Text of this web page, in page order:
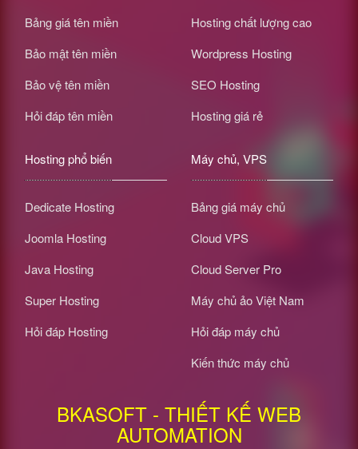
Bảng giá tên miền
Bảo mật tên miền
Bảo vệ tên miền
Hỏi đáp tên miền
Hosting chất lượng cao
Wordpress Hosting
SEO Hosting
Hosting giá rẻ
Hosting phổ biến
Dedicate Hosting
Joomla Hosting
Java Hosting
Super Hosting
Hỏi đáp Hosting
Máy chủ, VPS
Bảng giá máy chủ
Cloud VPS
Cloud Server Pro
Máy chủ ảo Việt Nam
Hỏi đáp máy chủ
Kiến thức máy chủ
BKASOFT - THIẾT KẾ WEB
AUTOMATION